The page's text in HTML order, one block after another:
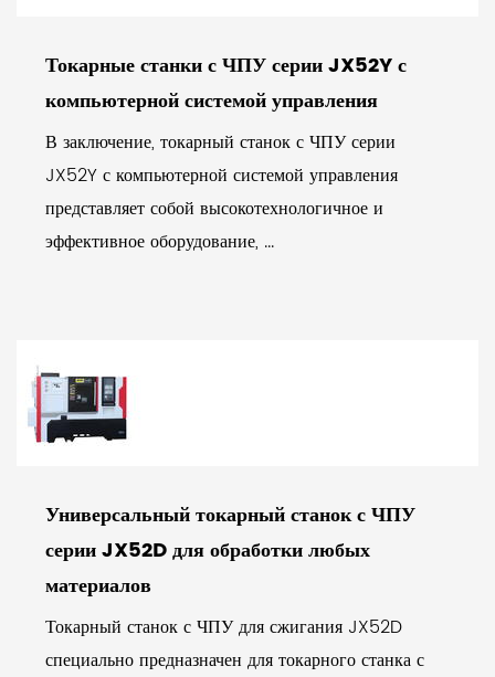
Токарные станки с ЧПУ серии JX52Y с
компьютерной системой управления
В заключение, токарный станок с ЧПУ серии
JX52Y с компьютерной системой управления
представляет собой высокотехнологичное и
эффективное оборудование, ...
Универсальный токарный станок с ЧПУ
серии JX52D для обработки любых
материалов
Токарный станок с ЧПУ для сжигания JX52D
специально предназначен для токарного станка с